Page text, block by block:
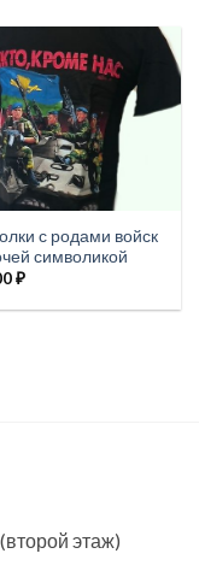
с родами войск
символикой
₽
этаж)